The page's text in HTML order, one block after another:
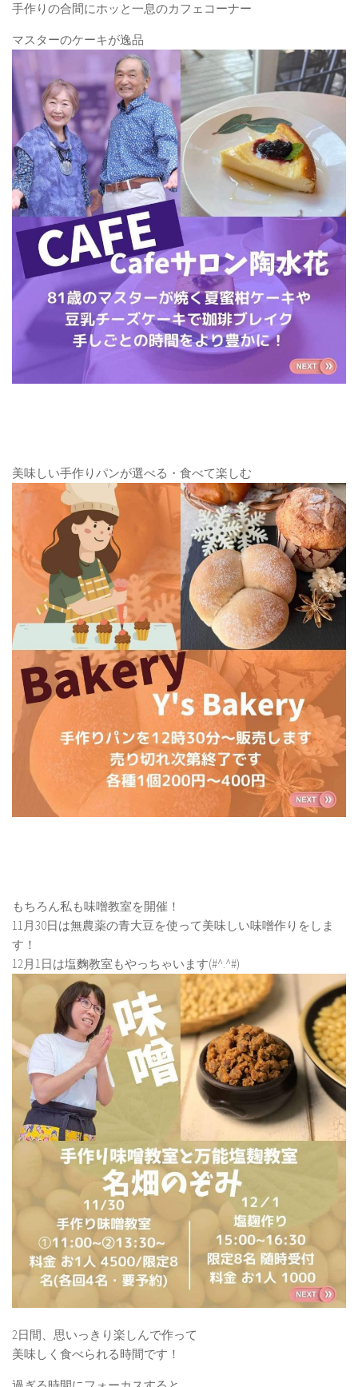
手作りの合間にホッと一息のカフェコーナー
マスターのケーキが逸品
美味しい手作りパンが選べる・食べて楽しむ
もちろん私も味噌教室を開催！
11月30日は無農薬の青大豆を使って美味しい味噌作りをしま
す！
12月1日は塩麴教室もやっちゃいます(#^.^#)
2日間、思いっきり楽しんで作って
美味しく食べられる時間です！